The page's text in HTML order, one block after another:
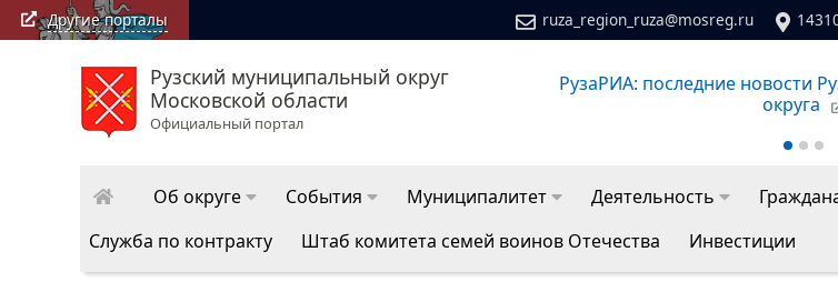
Другие порталы ruza_region_ruza@mosreg.ru
Рузский муниципальный округ
Московской области
Официальный портал
РузаРИА: последние новости Рузского муниципального
округа
Сайт молодежного центра
Об округе События Муниципалитет Деятельность
Служба по контракту
Штаб комитета семей воинов Отечества Инвестиции